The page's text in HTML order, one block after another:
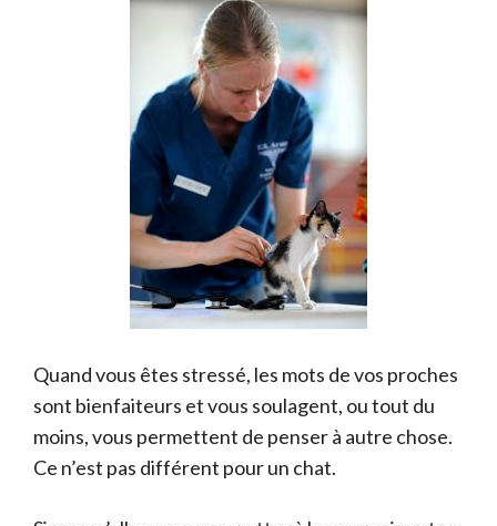
Quand vous êtes stressé, les mots de vos proches
sont bienfaiteurs et vous soulagent, ou tout du
moins, vous permettent de penser à autre chose.
Ce n’est pas différent pour un chat.